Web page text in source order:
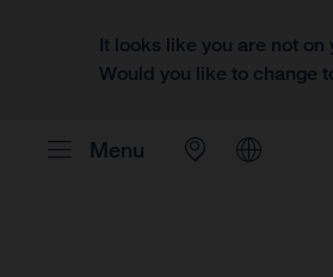
It looks like you are not on
Would you like to change
Menu